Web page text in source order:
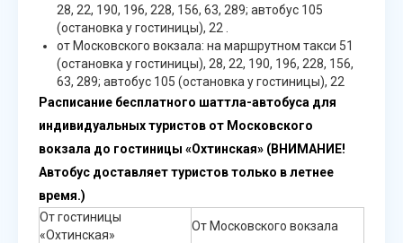
28, 22, 190, 196, 228, 156, 63, 289; автобус 105
(остановка у гостиницы), 22 .
от Московского вокзала: на маршрутном такси 51
(остановка у гостиницы), 28, 22, 190, 196, 228, 156,
63, 289; автобус 105 (остановка у гостиницы), 22
Расписание бесплатного шаттла-автобуса для
индивидуальных туристов от Московского
вокзала до гостиницы «Охтинская» (ВНИМАНИЕ!
Автобус доставляет туристов только в летнее
время.)
От гостиницы
«Охтинская»
От Московского вокзала